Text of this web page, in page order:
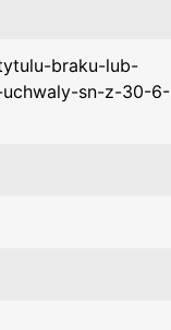
braku-lub-
uchwaly-sn-z-30-6-